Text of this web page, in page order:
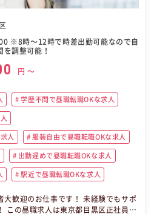
※8時〜12時で時差出勤可能なので自
を調整可能！
円 〜
学歴不問で昼職転職OKな求人
人 服装自由で昼職転職OKな求人
出勤遅めで昼職転職OKな求人
駅近で昼職転職OKな求人
大歓迎のお仕事です！ 未経験でもサポ
この昼職求人は東京都目黒区正社員キ